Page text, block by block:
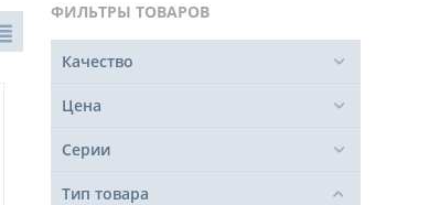
ФИЛЬТРЫ ТОВАРОВ
Качество
Цена
Серии
Тип товара